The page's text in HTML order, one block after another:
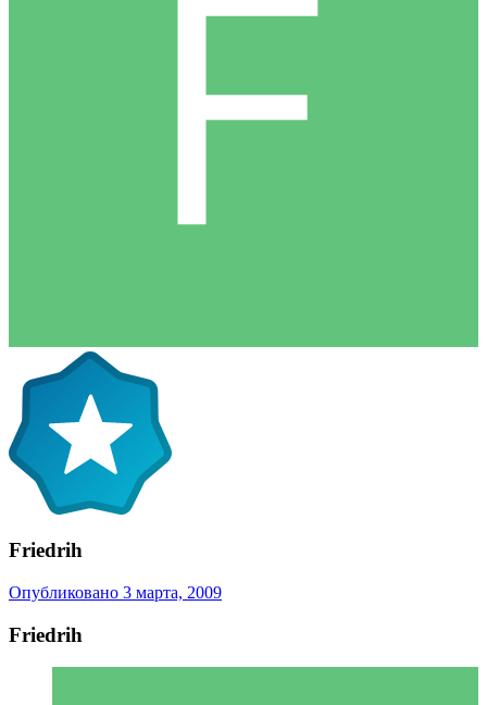
Friedrih
Опубликовано 3 марта, 2009
Friedrih